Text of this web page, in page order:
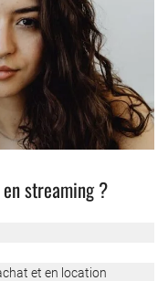
streaming ?
et en location